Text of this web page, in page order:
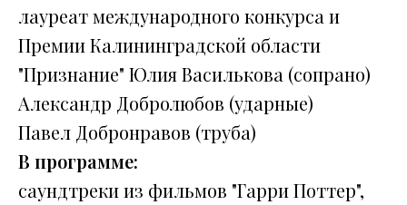
лауреат международного конкурса и
Премии Калининградской области
"Признание" Юлия Василькова (сопрано)
Александр Добролюбов (ударные)
Павел Добронравов (труба)
В программе:
саундтреки из фильмов "Гарри Поттер",